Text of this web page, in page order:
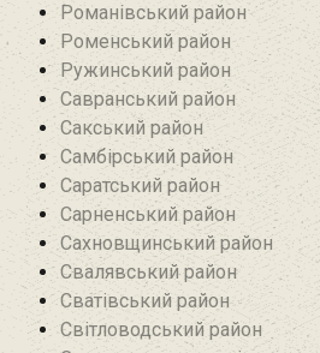
Романівський район‎
Роменський район
Ружинський район
Савранський район‎
Сакський район
Самбірський район
Саратський район‎
Сарненський район
Сахновщинський район
Свалявський район
Сватівський район
Світловодський район